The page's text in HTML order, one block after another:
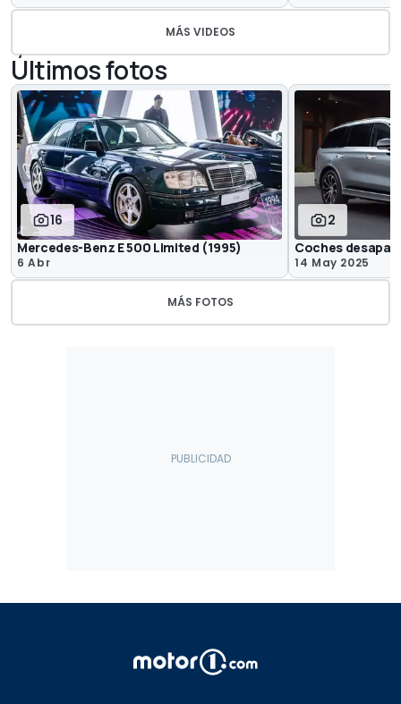
MÁS VIDEOS
Últimos fotos
16
Mercedes-Benz E 500 Limited (1995)
6 Abr
2
Coches
14 May 2025
MÁS FOTOS